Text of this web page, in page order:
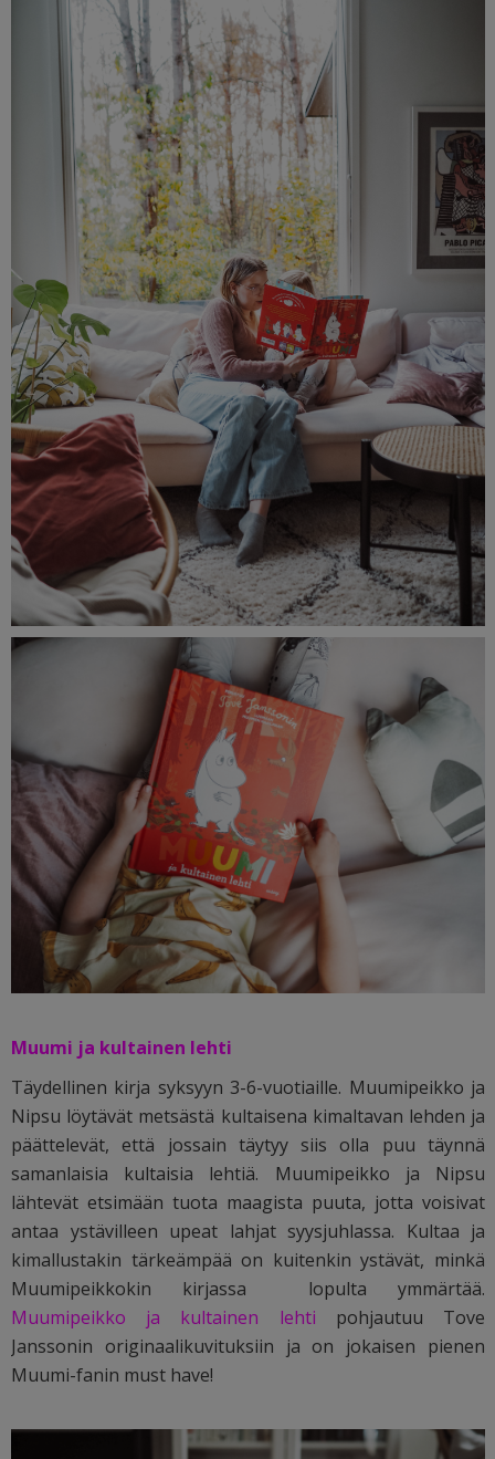
Muumi ja kultainen lehti
Täydellinen kirja syksyyn 3-6-vuotiaille. Muumipeikko ja
Nipsu löytävät metsästä kultaisena kimaltavan lehden ja
päättelevät, että jossain täytyy siis olla puu täynnä
samanlaisia kultaisia lehtiä. Muumipeikko ja Nipsu
lähtevät etsimään tuota maagista puuta, jotta voisivat
antaa ystävilleen upeat lahjat syysjuhlassa. Kultaa ja
kimallustakin tärkeämpää on kuitenkin ystävät, minkä
Muumipeikkokin kirjassa lopulta ymmärtää.
Muumipeikko ja kultainen lehti pohjautuu Tove
Janssonin originaalikuvituksiin ja on jokaisen pienen
Muumi-fanin must have!